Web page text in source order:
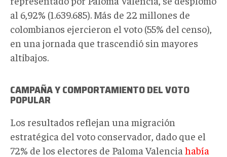
al 6,92% (1.639.685). Más de 22 millones de
colombianos ejercieron el voto (55% del censo),
en una jornada que trascendió sin mayores
altibajos.
CAMPAÑA Y COMPORTAMIENTO DEL VOTO
POPULAR
Los resultados reflejan una migración
estratégica del voto conservador, dado que el
72% de los electores de Paloma Valencia había